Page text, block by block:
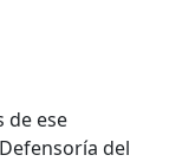
de ese
del